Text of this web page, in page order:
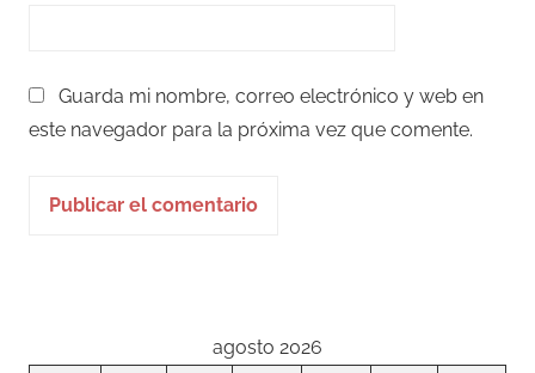
Guarda mi nombre, correo electrónico y web en
este navegador para la próxima vez que comente.
agosto 2026